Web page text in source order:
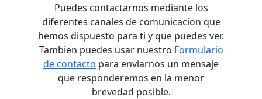
Puedes contactarnos mediante los
diferentes canales de comunicacion que
hemos dispuesto para ti y que puedes ver.
Tambien puedes usar nuestro Formulario
de contacto para enviarnos un mensaje
que responderemos en la menor
brevedad posible.